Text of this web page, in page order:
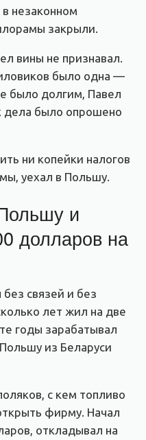
незаконном
закрыли.
вины не признавал.
было одна —
было долгим, Павел
дела было опрошено
ни копейки налогов
уехал в Польшу.
и
долларов на
связей и без
лет жил на две
годы зарабатывал
из Беларуси
с кем топливо
фирму. Начал
откладывал на